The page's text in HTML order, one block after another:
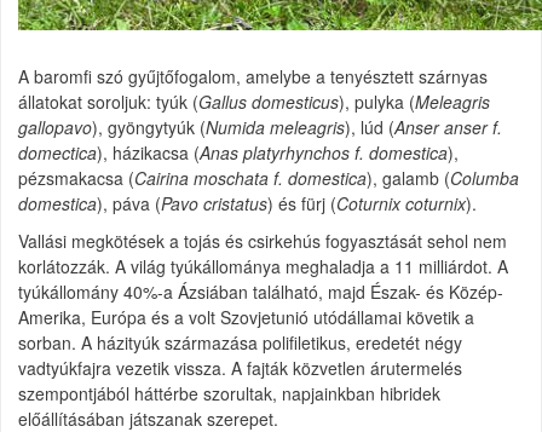
A baromfi szó gyűjtőfogalom, amelybe a tenyésztett szárnyas
állatokat soroljuk: tyúk (Gallus domesticus), pulyka (Meleagris
gallopavo), gyöngytyúk (Numida meleagris), lúd (Anser anser f.
domectica), házikacsa (Anas platyrhynchos f. domestica),
pézsmakacsa (Cairina moschata f. domestica), galamb (Columba
domestica), páva (Pavo cristatus) és fürj (Coturnix coturnix).
Vallási megkötések a tojás és csirkehús fogyasztását sehol nem
korlátozzák. A világ tyúkállománya meghaladja a 11 milliárdot. A
tyúkállomány 40%-a Ázsiában található, majd Észak- és Közép-
Amerika, Európa és a volt Szovjetunió utódállamai követik a
sorban. A házityúk származása polifiletikus, eredetét négy
vadtyúkfajra vezetik vissza. A fajták közvetlen árutermelés
szempontjából háttérbe szorultak, napjainkban hibridek
előállításában játszanak szerepet.